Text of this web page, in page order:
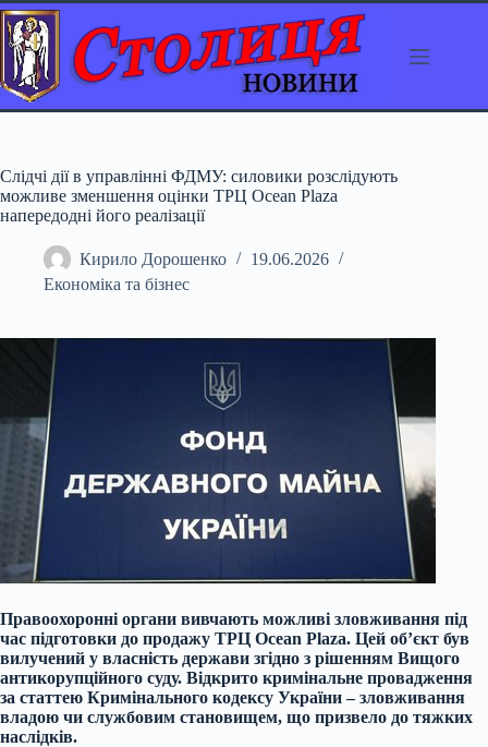
Перейти
до
вмісту
Слідчі дії в управлінні ФДМУ: силовики розслідують
можливе зменшення оцінки ТРЦ Ocean Plaza
напередодні його реалізації
Кирило Дорошенко
19.06.2026
Економіка та бізнес
Правоохоронні органи вивчають можливі зловживання під
час підготовки до продажу ТРЦ Ocean Plaza. Цей об’єкт був
вилучений у власність держави згідно з рішенням Вищого
антикорупційного суду. Відкрито кримінальне провадження
за статтею Кримінального кодексу України – зловживання
владою чи службовим становищем, що призвело до тяжких
наслідків.